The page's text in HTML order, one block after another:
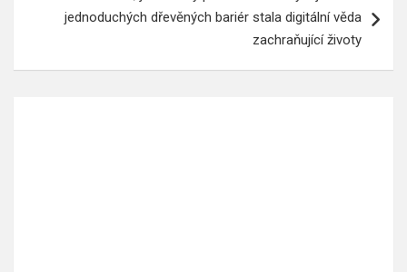
jednoduchých dřevěných bariér stala digitální věda
zachraňující životy